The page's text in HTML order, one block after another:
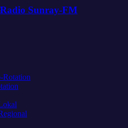
Rotation